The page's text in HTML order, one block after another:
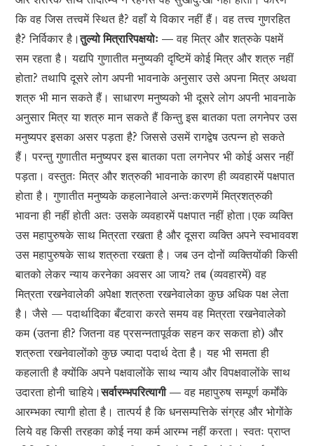
कि वह जिस तत्त्वमें स्थित है? वहाँ ये विकार नहीं हैं। वह तत्त्व गुणरहित
है? निर्विकार है।तुल्यो मित्रारिपक्षयोः —वह मित्र और शत्रुके पक्षमें
सम रहता है। यद्यपि गुणातीत मनुष्यकी दृष्टिमें कोई मित्र और शत्रु नहीं
होता? तथापि दूसरे लोग अपनी भावनाके अनुसार उसे अपना मित्र अथवा
शत्रु भी मान सकते हैं। साधारण मनुष्यको भी दूसरे लोग अपनी भावनाके
अनुसार मित्र या शत्रु मान सकते हैं किन्तु इस बातका पता लगनेपर उस
मनुष्यपर इसका असर पड़ता है? जिससे उसमें रागद्वेष उत्पन्न हो सकते
हैं। परन्तु गुणातीत मनुष्यपर इस बातका पता लगनेपर भी कोई असर नहीं
पड़ता। वस्तुतः मित्र और शत्रुकी भावनाके कारण ही व्यवहारमें पक्षपात
होता है। गुणातीत मनुष्यके कहलानेवाले अन्तःकरणमें मित्रशत्रुकी
भावना ही नहीं होती अतः उसके व्यवहारमें पक्षपात नहीं होता।एक व्यक्ति
उस महापुरुषके साथ मित्रता रखता है और दूसरा व्यक्ति अपने स्वभाववश
उस महापुरुषके साथ शत्रुता रखता है। जब उन दोनों व्यक्तियोंकी किसी
बातको लेकर न्याय करनेका अवसर आ जाय? तब (व्यवहारमें) वह
मित्रता रखनेवालेकी अपेक्षा शत्रुता रखनेवालेका कुछ अधिक पक्ष लेता
है। जैसे — पदार्थादिका बँटवारा करते समय वह मित्रता रखनेवालेको
कम (उतना ही? जितना वह प्रसन्नतापूर्वक सहन कर सकता हो) और
शत्रुता रखनेवालोंको कुछ ज्यादा पदार्थ देता है। यह भी समता ही
कहलाती है क्योंकि अपने पक्षवालोंके साथ न्याय और विपक्षवालोंके साथ
उदारता होनी चाहिये।सर्वारम्भपरित्यागी —वह महापुरुष सम्पूर्ण कर्मोंके
आरम्भका त्यागी होता है। तात्पर्य है कि धनसम्पत्तिके संग्रह और भोगोंके
लिये वह किसी तरहका कोई नया कर्म आरम्भ नहीं करता। स्वतः प्राप्त